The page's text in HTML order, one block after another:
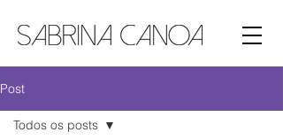
Post
Todos os posts